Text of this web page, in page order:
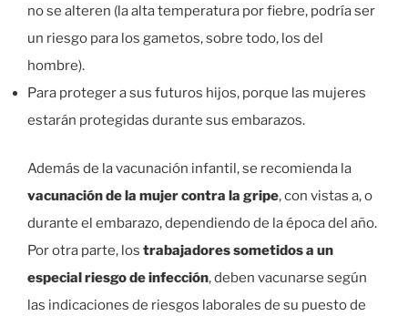
no se alteren (la alta temperatura por fiebre, podría ser
un riesgo para los gametos, sobre todo, los del
hombre).
Para proteger a sus futuros hijos, porque las mujeres
estarán protegidas durante sus embarazos.
Además de la vacunación infantil, se recomienda la
vacunación de la mujer contra la gripe, con vistas a, o
durante el embarazo, dependiendo de la época del año.
Por otra parte, los trabajadores sometidos a un
especial riesgo de infección, deben vacunarse según
las indicaciones de riesgos laborales de su puesto de